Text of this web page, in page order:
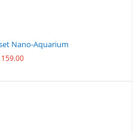
Nano-Aquarium
159.00